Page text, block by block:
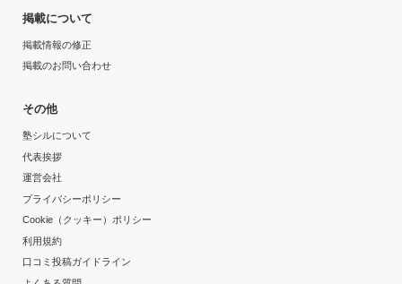
掲載について
掲載情報の修正
掲載のお問い合わせ
その他
塾シルについて
代表挨拶
運営会社
プライバシーポリシー
Cookie（クッキー）ポリシー
利用規約
口コミ投稿ガイドライン